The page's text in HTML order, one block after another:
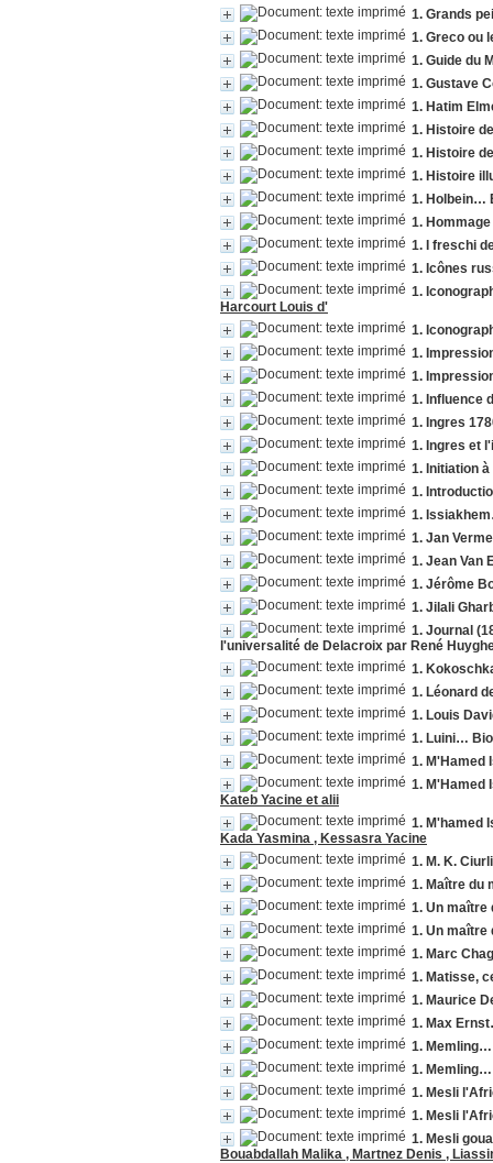
1. Grands
1. Greco ou
1. Guide du
1. Gustave
1. Hatim
1. Histoire
1. Histoire
1. Histoire
1. Holbein…
1.
1. I freschi
1. Icônes
1.
Harcourt Louis d'
1.
1.
1.
1. Influence
1. Ingres
1. Ingres et
1. Initiation
1.
1.
1. Jan
1. Jean Van
1. Jérôme
1. Jilali
1. Journal
l'universalité de Delacroix par René
1.
1. Léonard
1. Louis
1. Luini…
1. M'Hamed
1. M'Hamed
Kateb Yacine et alii
1. M'hamed
Kada Yasmina , Kessasra Yacine
1. M. K.
1. Maître du
1. Un maître
1. Un maître
1. Marc
1. Matisse,
1. Maurice
1. Max
1. Memling…
1. Memling…
1. Mesli
Bouabdallah Malika , Martnez Denis ,